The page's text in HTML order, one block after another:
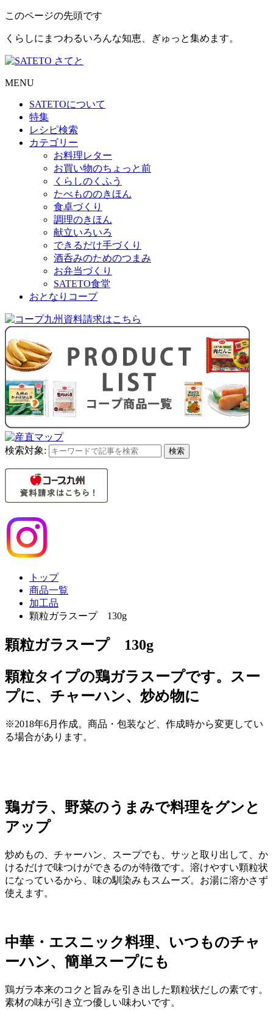
このページの先頭です
くらしにまつわるいろんな知恵、ぎゅっと集めます。
MENU
SATETOについて
特集
レシピ検索
カテゴリー
お料理レター
お買い物のちょっと前
くらしのくふう
たべもののきほん
食卓づくり
調理のきほん
献立いろいろ
できるだけ手づくり
酒呑みのためのつまみ
お弁当づくり
SATETO食堂
おとなりコープ
検索対象: 検索
トップ
商品一覧
加工品
顆粒ガラスープ 130g
顆粒ガラスープ 130g
顆粒タイプの鶏ガラスープです。スー
プに、チャーハン、炒め物に
※2018年6月作成。商品・包装など、作成時から変更してい
る場合があります。
鶏ガラ、野菜のうまみで料理をグンと
アップ
炒めもの、チャーハン、スープでも、サッと取り出して、か
けるだけで味つけができるのが特徴です。溶けやすい顆粒状
になっているから、味の馴染みもスムーズ。お湯に溶かさず
使えます。
中華・エスニック料理、いつものチャ
ーハン、簡単スープにも
鶏ガラ本来のコクと旨みを引き出した顆粒状だしの素です。
素材の味が引き立つ優しい味わいです。